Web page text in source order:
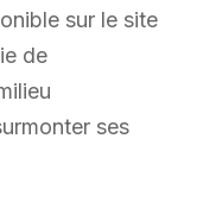
sur le site
de
ses